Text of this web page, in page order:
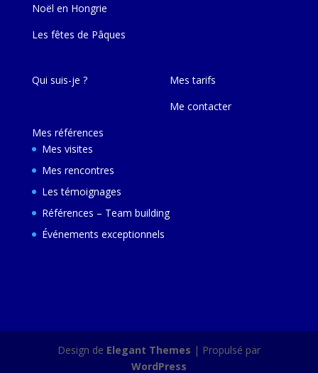
Noël en Hongrie
Les fêtes de Pâques
Qui suis-je ?
Mes références
Mes visites
Mes rencontres
Les témoignages
Références – Team building
Événements exceptionnels
Mes tarifs
Me contacter
Design de Elegant Themes | Propulsé par
WordPress